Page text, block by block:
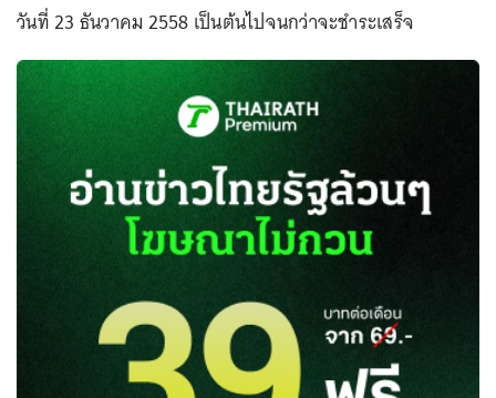
วันที่ 23 ธันวาคม 2558 เป็นต้นไปจนกว่าจะชำระเสร็จ